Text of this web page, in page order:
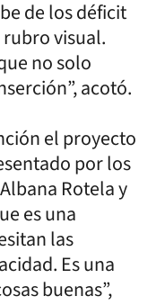
de los déficit
visual.
no solo
acotó.
el proyecto
por los
Rotela y
es una
las
Es una
buenas”,